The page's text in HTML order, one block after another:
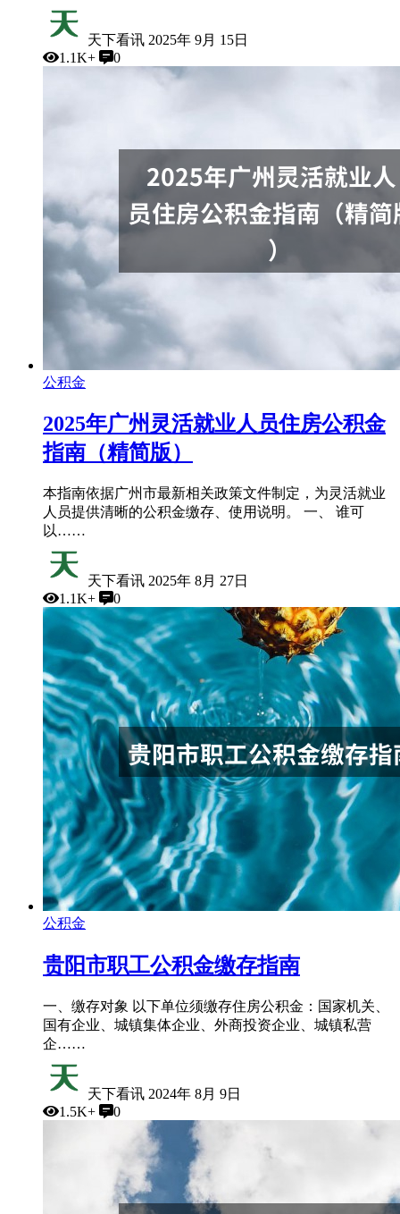
天下看讯 2025年 9月 15日
1.1K+
0
公积金
2025年广州灵活就业人员住房公积金
指南（精简版）
本指南依据广州市最新相关政策文件制定，为灵活就业
人员提供清晰的公积金缴存、使用说明。 一、 谁可
以……
天下看讯 2025年 8月 27日
1.1K+
0
公积金
贵阳市职工公积金缴存指南
一、缴存对象 以下单位须缴存住房公积金：国家机关、
国有企业、城镇集体企业、外商投资企业、城镇私营
企……
天下看讯 2024年 8月 9日
1.5K+
0